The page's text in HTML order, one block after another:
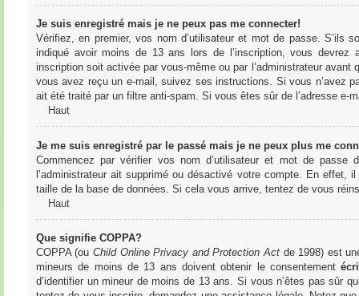
Je suis enregistré mais je ne peux pas me connecter!
Vérifiez, en premier, vos nom d’utilisateur et mot de passe.
indiqué avoir moins de 13 ans lors de l’inscription, vous
inscription soit activée par vous-même ou par l’administrateur
vous avez reçu un e-mail, suivez ses instructions. Si vous n’avez
ait été traité par un filtre anti-spam. Si vous êtes sûr de l’adresse e-
Haut
Je me suis enregistré par le passé mais je ne peux plus me
Commencez par vérifier vos nom d’utilisateur et mot de
l’administrateur ait supprimé ou désactivé votre compte. En effet,
taille de la base de données. Si cela vous arrive, tentez de vous
Haut
Que signifie COPPA?
COPPA (ouChild Online Privacy and Protection Act de 1998) est
mineurs de moins de 13 ans doivent obtenir le consentement
d’identifier un mineur de moins de 13 ans. Si vous n’êtes pas sûr